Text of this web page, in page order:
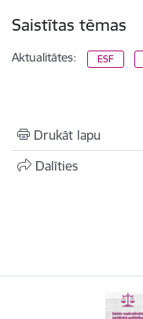
Saistītas tēmas
Aktualitātes: ESF
Drukāt lapu
Dalīties